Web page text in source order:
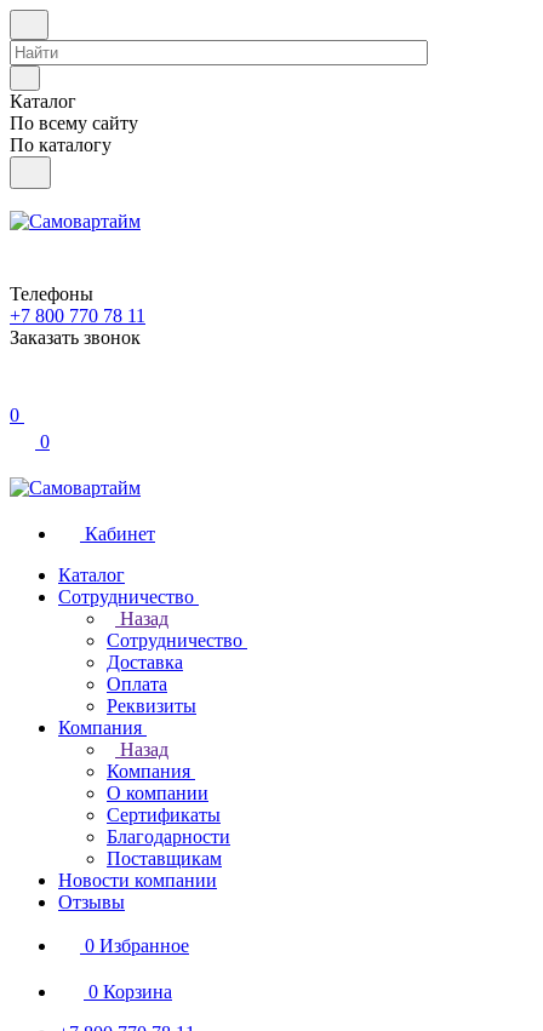
Каталог
По всему сайту
По каталогу
Телефоны
+7 800 770 78 11
Заказать звонок
0
0
Кабинет
Каталог
Сотрудничество
Назад
Сотрудничество
Доставка
Оплата
Реквизиты
Компания
Назад
Компания
О компании
Сертификаты
Благодарности
Поставщикам
Новости компании
Отзывы
0 Избранное
0 Корзина